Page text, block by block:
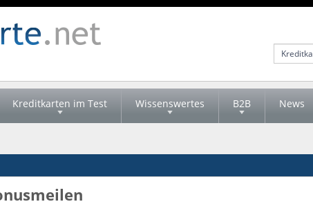
Kreditkarten im Test Wissenswertes B2B News